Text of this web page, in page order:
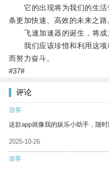
它的出现将为我们的生活
条更加快速、高效的未来之路
飞速加速器的诞生，将成
我们应该珍惜和利用这项
而努力奋斗。
#37#
评论
游客
这款app就像我的娱乐小助手，随时
2025-10-26
游客